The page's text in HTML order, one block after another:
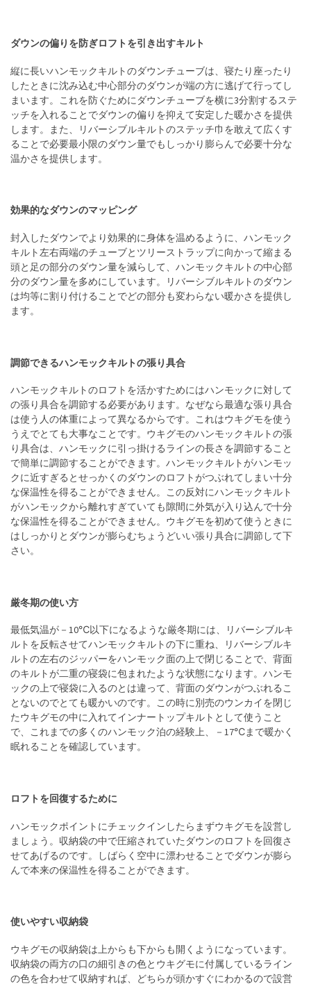
ダウンの偏りを防ぎロフトを引き出すキルト
縦に長いハンモックキルトのダウンチューブは、寝たり座ったり
したときに沈み込む中心部分のダウンが端の方に逃げて行ってし
まいます。これを防ぐためにダウンチューブを横に3分割するステ
ッチを入れることでダウンの偏りを抑えて安定した暖かさを提供
します。また、リバーシブルキルトのステッチ巾を敢えて広くす
ることで必要最小限のダウン量でもしっかり膨らんで必要十分な
温かさを提供します。
効果的なダウンのマッピング
封入したダウンでより効果的に身体を温めるように、ハンモック
キルト左右両端のチューブとツリーストラップに向かって縮まる
頭と足の部分のダウン量を減らして、ハンモックキルトの中心部
分のダウン量を多めにしています。リバーシブルキルトのダウン
は均等に割り付けることでどの部分も変わらない暖かさを提供し
ます。
調節できるハンモックキルトの張り具合
ハンモックキルトのロフトを活かすためにはハンモックに対して
の張り具合を調節する必要があります。なぜなら最適な張り具合
は使う人の体重によって異なるからです。これはウキグモを使う
うえでとても大事なことです。ウキグモのハンモックキルトの張
り具合は、ハンモックに引っ掛けるラインの長さを調節すること
で簡単に調節することができます。ハンモックキルトがハンモッ
クに近すぎるとせっかくのダウンのロフトがつぶれてしまい十分
な保温性を得ることができません。この反対にハンモックキルト
がハンモックから離れすぎていても隙間に外気が入り込んで十分
な保温性を得ることができません。ウキグモを初めて使うときに
はしっかりとダウンが膨らむちょうどいい張り具合に調節して下
さい。
厳冬期の使い方
最低気温が－10℃以下になるような厳冬期には、リバーシブルキ
ルトを反転させてハンモックキルトの下に重ね、リバーシブルキ
ルトの左右のジッパーをハンモック面の上で閉じることで、背面
のキルトが二重の寝袋に包まれたような状態になります。ハンモ
ックの上で寝袋に入るのとは違って、背面のダウンがつぶれるこ
とないのでとても暖かいのです。この時に別売のウンカイを閉じ
たウキグモの中に入れてインナートップキルトとして使うこと
で、これまでの多くのハンモック泊の経験上、－17℃まで暖かく
眠れることを確認しています。
ロフトを回復するために
ハンモックポイントにチェックインしたらまずウキグモを設営し
ましょう。収納袋の中で圧縮されていたダウンのロフトを回復さ
せてあげるのです。しばらく空中に漂わせることでダウンが膨ら
んで本来の保温性を得ることができます。
使いやすい収納袋
ウキグモの収納袋は上からも下からも開くようになっています。
収納袋の両方の口の細引きの色とウキグモに付属しているライン
の色を合わせて収納すれば、どちらが頭かすぐにわかるので設営